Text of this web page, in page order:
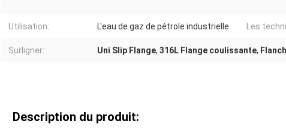
Utilisation: L'eau de gaz de pétrole industrielle Les
Surligner: Uni Slip Flange, 316L Flange coulissante,
Description du produit: